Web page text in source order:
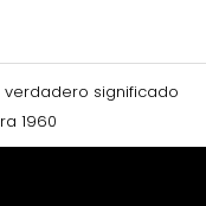
verdadero significado
1960